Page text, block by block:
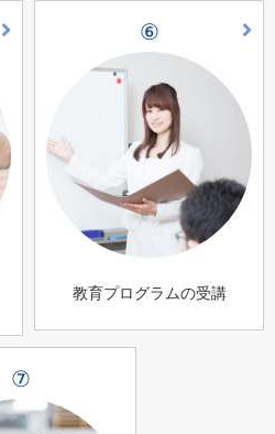
⑥
教育プログラムの受講
⑦